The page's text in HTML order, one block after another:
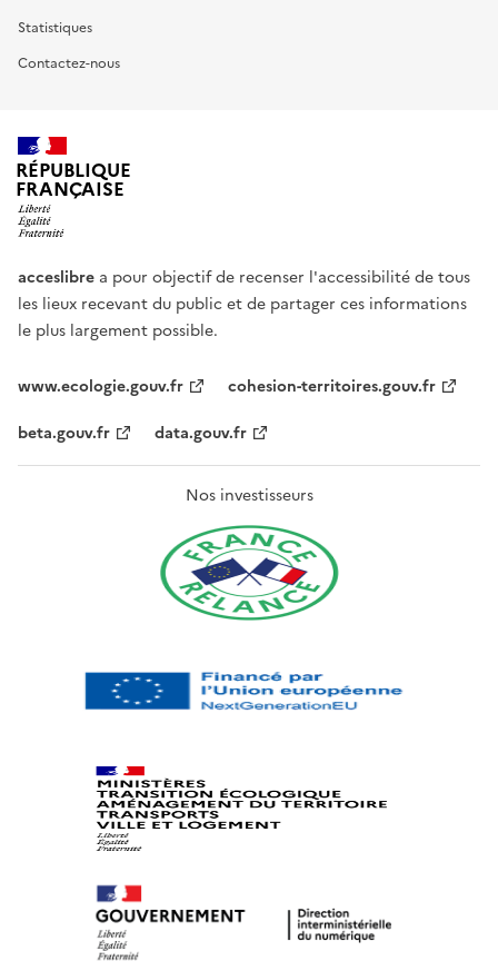
Statistiques
Contactez-nous
RÉPUBLIQUE
FRANÇAISE
acceslibre a pour objectif de recenser l'accessibilité de tous
les lieux recevant du public et de partager ces informations
le plus largement possible.
www.ecologie.gouv.fr
cohesion-territoires.gouv.fr
beta.gouv.fr
data.gouv.fr
Nos investisseurs